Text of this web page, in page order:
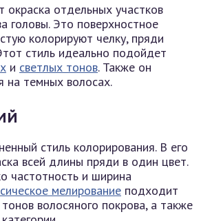
окраска отдельных участков
головы. Это поверхностное
колорируют челку, пряди
стиль идеально подойдет
и светлых тонов. Также он
на темных волосах.
стиль колорирования. В его
всей длины пряди в один цвет.
частотность и ширина
мелирование подходит
волосяного покрова, а также